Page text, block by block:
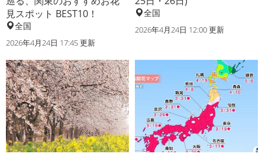
見スポット BEST10！
全国
2026年4月24日 17:45 更新
全国
2026年4月24日 12:00 更新